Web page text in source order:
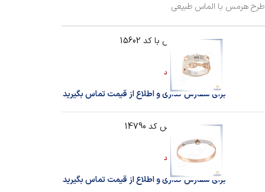
هرمس با الماس طبیعی
انگشتر طرح هرمس با کد 15602
اطلاعات بیشتر
برای سفارش گذاری و اطلاع از قیمت تماس بگیرید
در انبار موجود نمی باشد
دستبند طرح هرمس کد 14790
اطلاعات بیشتر
برای سفارش گذاری و اطلاع از قیمت تماس بگیرید
در انبار موجود نمی باشد